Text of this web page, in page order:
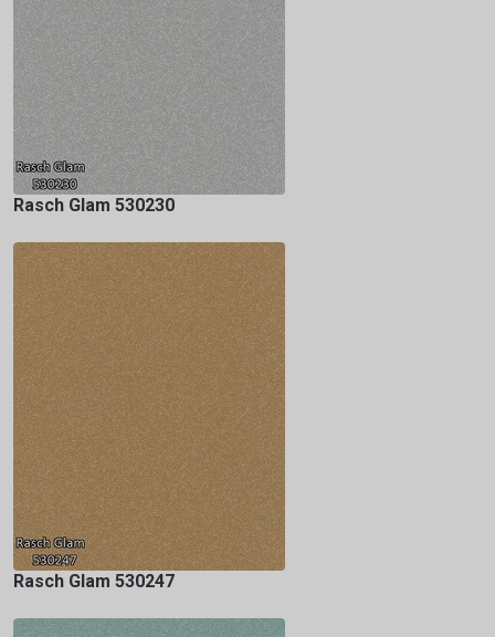
Rasch Glam 530230
Rasch Glam 530247